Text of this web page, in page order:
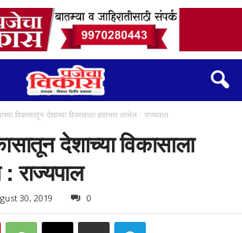
विकासातून देशाच्या विकासाला हातभार लाभेल : राज्यपाल
देशाच्या विकासाला
राज्यपाल
30, 2019 0